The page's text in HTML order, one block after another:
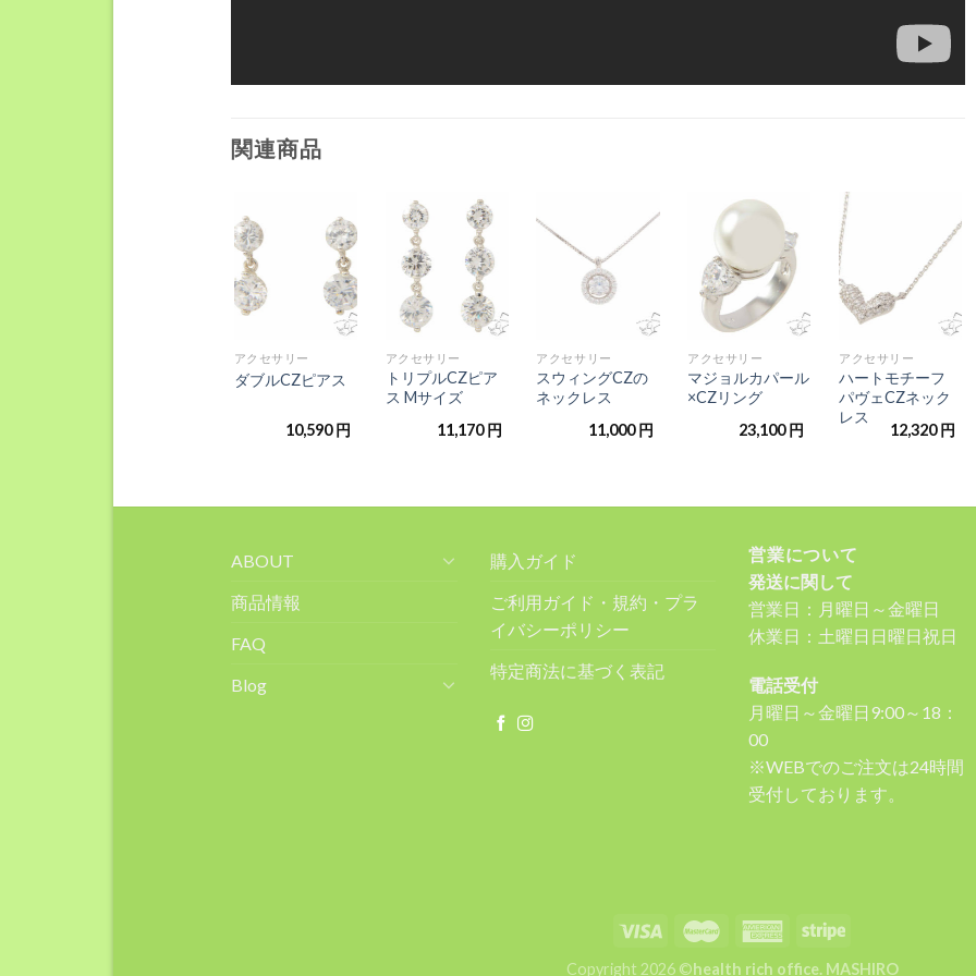
関連商品
お気
に入
りに
追加
アクセサリー
ダブルCZピアス
10,590円
お気
に入
りに
追加
+
アクセサリー
トリプルCZピア
ス Mサイズ
11,170円
お気
アクセサリー
スウィングCZの
ネックレス
11,000円
お気
に入
りに
追加
+
アクセサリー
マジョルカパール
×CZリング
23,100円
お気
に入
りに
+
アクセサリー
ハートモチーフ
パヴェCZネック
レス
12,320円
ABOUT
商品情報
FAQ
Blog
購入ガイド
ご利用ガイド・規約・プラ
イバシーポリシー
特定商法に基づく表記
営業について
発送に関して
営業日：月曜日～金曜日
休業日：土曜日日曜日祝日
電話受付
月曜日～金曜日9:00～18：
00
※WEBでのご注文は24時間
受付しております。
Copyright 2026 ©health rich office. MASHIRO